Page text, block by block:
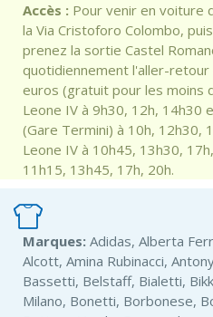
Accès : Pour venir en voiture
la Via Cristoforo Colombo,
prenez la sortie Castel
quotidiennement l'aller-retour
euros (gratuit pour les moins
Leone IV à 9h30, 12h, 14h30
(Gare Termini) à 10h, 12h30,
Leone IV à 10h45, 13h30,
11h15, 13h45, 17h, 20h.
Marques: Adidas, Alberta
Alcott, Amina Rubinacci,
Bassetti, Belstaff, Bialetti,
Milano, Bonetti, Borbonese,